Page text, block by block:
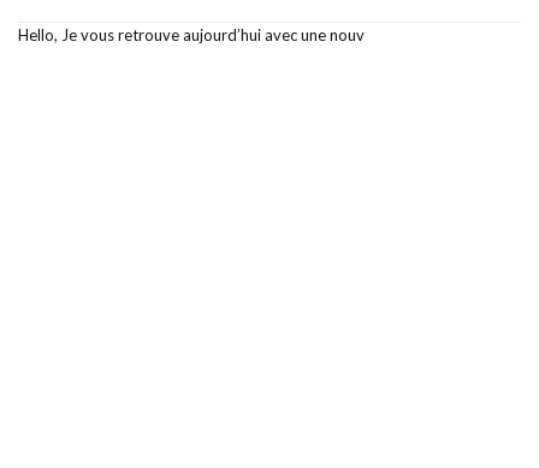
Hello, Je vous retrouve aujourd’hui avec une nouv